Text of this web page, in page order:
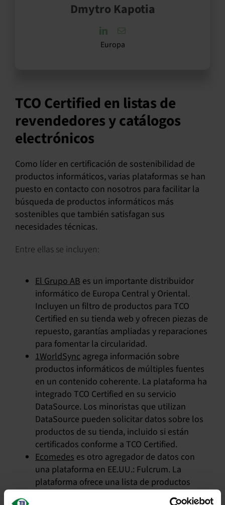
Dmytro Kapotia
Europa
TCO Certified en listas de
revendedores y catálogos
electrónicos
Como líder en certificación de sostenibilidad de
productos informáticos, varias plataformas se han
puesto en contacto con nosotros para facilitar la
búsqueda de productos informáticos más
sostenibles que también satisfagan sus
necesidades técnicas.
Entre ellas se incluyen:
El Grupo ABes un importante distribuidor
informático de Europa Central y Oriental.
Incluyen un filtro de productos para TCO
Certified en su tienda web y ofrecen piezas de
repuesto, garantías ampliadas y reparaciones
para fomentar la circularidad.
1WorldSyncagrega información sobre
productos informáticos de múltiples fuentes
en un contenido coherente. La plataforma ha
integrado TCO Certified en su servicio
DataSource. Los minoristas que utilizan
DataSource pueden solicitar datos sobre los
productos de su tienda, incluido si están
certificados conforme a TCO Certified.
Ecomedeses otro agregador de datos con
una plataforma en EE.UU.: Fulcrum. La
plataforma ofrece una lista de productos
homologados para la contratación pública